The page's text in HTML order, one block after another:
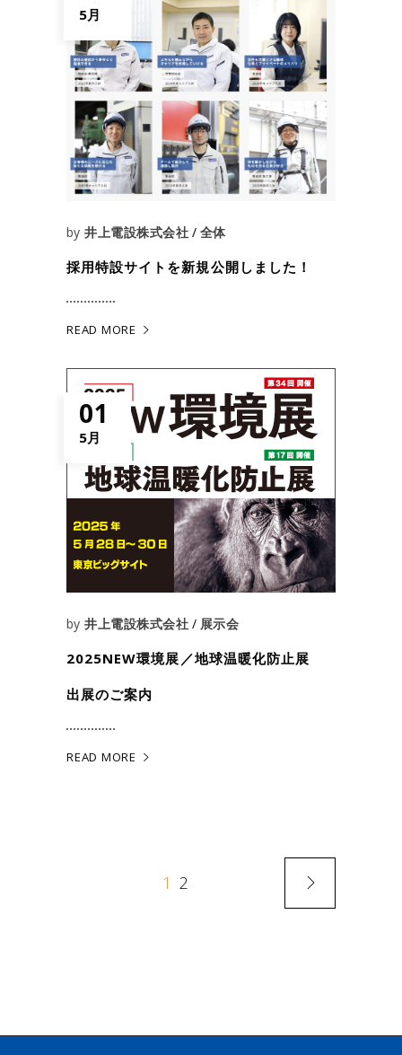
5月
by井上電設株式会社 全体
採用特設サイトを新規公開しました！
READ MORE
01
5月
by井上電設株式会社 展示会
2025NEW環境展／地球温暖化防止展
出展のご案内
READ MORE
1 2